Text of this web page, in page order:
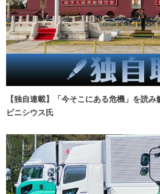
【独自連載】「今そこにある危機」を読
ビニシウス氏